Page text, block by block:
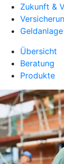
Zukunft &
Übersicht
Beratung
Produkte